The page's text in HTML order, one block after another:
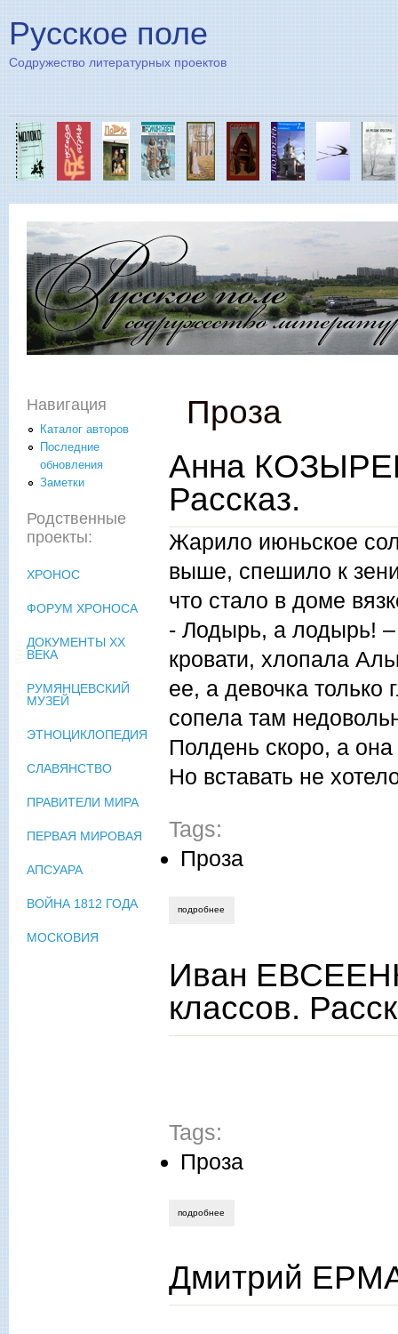
Русское поле
Содружество литературных проектов
Проза
Анна
Рассказ.
Жарило июньское
выше, спешило к
что стало в доме
- Лодырь, а лодырь!
кровати, хлопала
ее, а девочка только
сопела там
Полдень скоро, а
Но вставать не
Tags:
Проза
подробнее
Иван
классов.
Tags:
Проза
подробнее
Дмитрий
Навигация
Каталог авторов
Последние
обновления
Заметки
Родственные
проекты:
ХРОНОС
ФОРУМ ХРОНОСА
ДОКУМЕНТЫ XX
ВЕКА
РУМЯНЦЕВСКИЙ
МУЗЕЙ
ЭТНОЦИКЛОПЕДИЯ
СЛАВЯНСТВО
ПРАВИТЕЛИ МИРА
ПЕРВАЯ МИРОВАЯ
АПСУАРА
ВОЙНА 1812 ГОДА
МОСКОВИЯ